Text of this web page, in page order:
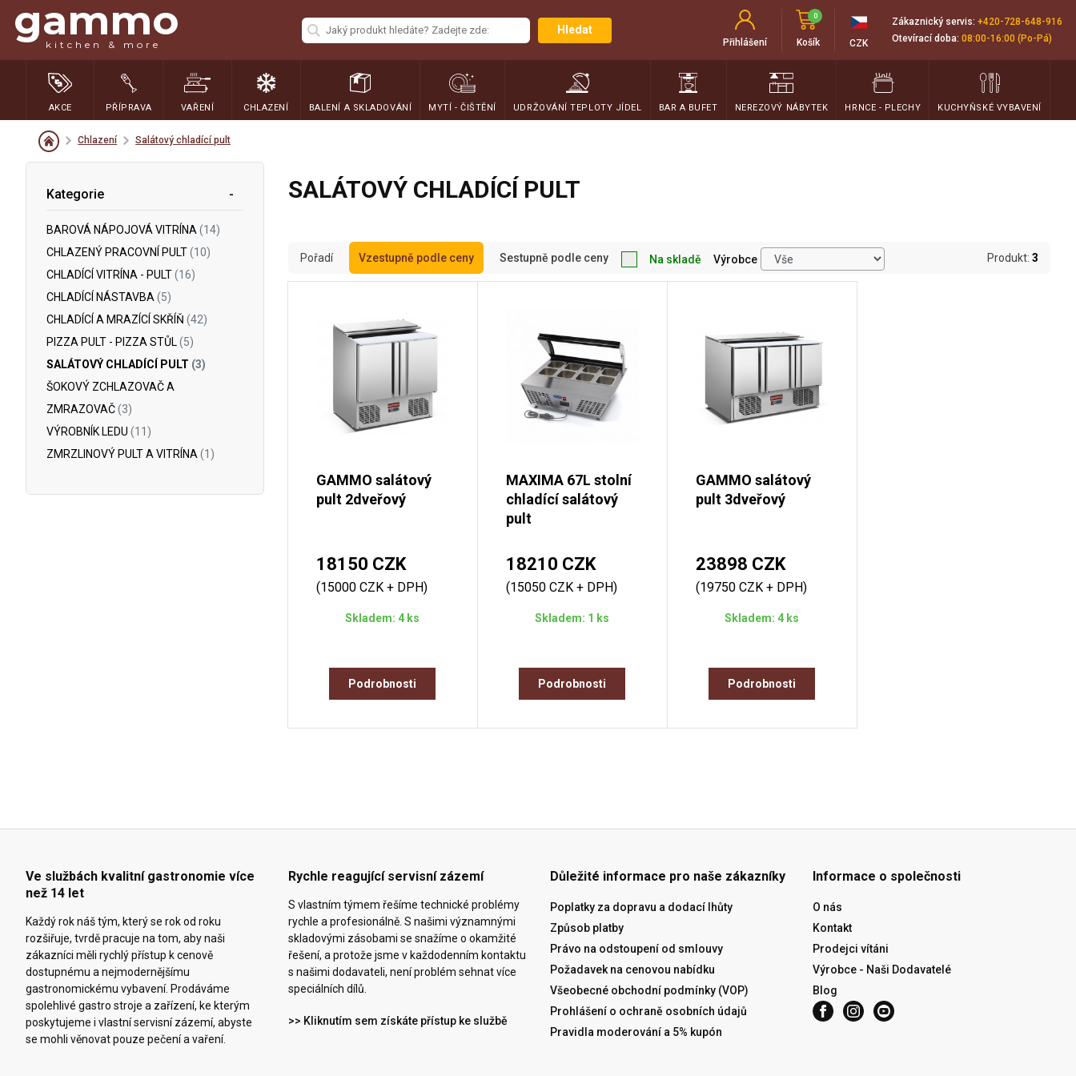
gammo
kitchen & more
Hledat
Přihlášení Košík
0
CZK
Zákaznický servis: +420-728-648-916
Otevírací doba: 08:00-16:00 (Po-Pá)
AKCE PŘÍPRAVA VAŘENÍ CHLAZENÍ BALENÍ A SKLADOVÁNÍ MYTÍ - ČIŠTĚNÍ UDRŽOVÁNÍ TEPLOTY JÍDEL BAR A BUFET NEREZOVÝ NÁBYTEK HRNCE - PLECHY KUCHYŇSKÉ VYBAVENÍ
Chlazení Salátový chladící pult
Kategorie
BAROVÁ NÁPOJOVÁ VITRÍNA (14)
CHLAZENÝ PRACOVNÍ PULT(10)
CHLADÍCÍ VITRÍNA - PULT(16)
CHLADÍCÍ NÁSTAVBA (5)
CHLADÍCÍ A MRAZÍCÍ SKŘÍŇ (42)
PIZZA PULT - PIZZA STŮL (5)
SALÁTOVÝ CHLADÍCÍ PULT (3)
ŠOKOVÝ ZCHLAZOVAČ A
ZMRAZOVAČ(3)
VÝROBNÍK LEDU (11)
ZMRZLINOVÝ PULT A VITRÍNA (1)
SALÁTOVÝ CHLADÍCÍ PULT
Pořadí Vzestupně podle ceny Sestupně podle ceny Na skladě Výrobce Produkt: 3
GAMMO salátový
pult 2dveřový
18150 CZK
(15000 CZK + DPH)
Skladem: 4 ks
Podrobnosti
MAXIMA 67L stolní
chladící salátový
pult
18210 CZK
(15050 CZK + DPH)
Skladem: 1 ks
Podrobnosti
GAMMO salátový
pult 3dveřový
23898 CZK
(19750 CZK + DPH)
Skladem: 4 ks
Podrobnosti
Ve službách kvalitní gastronomie více
než 14 let
Každý rok náš tým, který se rok od roku
rozšiřuje, tvrdě pracuje na tom, aby naši
zákazníci měli rychlý přístup k cenově
dostupnému a nejmodernějšímu
gastronomickému vybavení. Prodáváme
spolehlivé gastro stroje a zařízení, ke kterým
poskytujeme i vlastní servisní zázemí, abyste
se mohli věnovat pouze pečení a vaření.
Rychle reagující servisní zázemí
S vlastním týmem řešíme technické problémy
rychle a profesionálně. S našimi významnými
skladovými zásobami se snažíme o okamžité
řešení, a protože jsme v každodenním kontaktu
s našimi dodavateli, není problém sehnat více
speciálních dílů.
>> Kliknutím sem získáte přístup ke službě
Důležité informace pro naše zákazníky
Poplatky za dopravu a dodací lhůty
Způsob platby
Právo na odstoupení od smlouvy
Požadavek na cenovou nabídku
Všeobecné obchodní podmínky (VOP)
Prohlášení o ochraně osobních údajů
Pravidla moderování a 5% kupón
Informace o společnosti
O nás
Kontakt
Prodejci vítáni
Výrobce - Naši Dodavatelé
Blog